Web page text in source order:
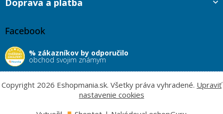
Facebook
% zákazníkov by odporučilo
obchod svojim známym
Doprava a platba
Copyright 2026 Eshopmania.sk. Všetky práva vyhradené. Upraviť
nastavenie cookies